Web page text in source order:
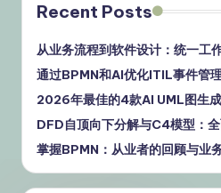
Recent Posts
从业务流程到软件设计：统一工
通过BPMN和AI优化ITIL事件管
2026年最佳的4款AI UML图生成
DFD自顶向下分解与C4模型：
掌握BPMN：从业者的回顾与业